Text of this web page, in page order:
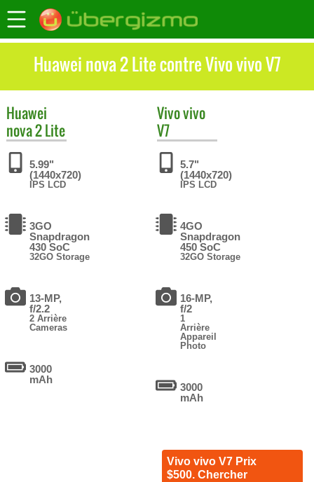
Huawei nova 2 Lite contre Vivo vivo V7
Huawei
nova 2 Lite
5.99"
(1440x720)
IPS LCD
3GO
Snapdragon
430 SoC
32GO Storage
13-MP,
f/2.2
2 Arrière
Cameras
3000
mAh
Vivovivo
V7
5.7"
(1440x720)
IPS LCD
4GO
Snapdragon
450 SoC
32GO Storage
16-MP,
f/2
1
Arrière
Appareil
Photo
3000
mAh
Vivo vivo V7 Prix
$500. Chercher